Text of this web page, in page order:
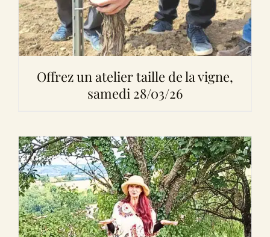
Offrez un atelier taille de la vigne,
samedi 28/03/26